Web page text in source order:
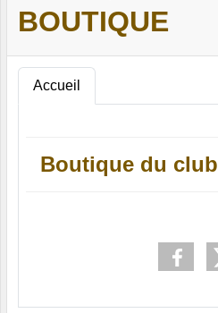
BOUTIQUE
Accueil
Boutique du club